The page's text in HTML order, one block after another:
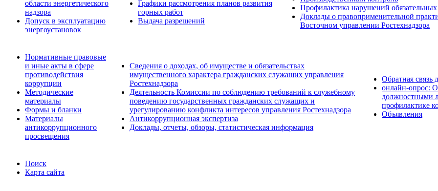
области энергетического
надзора
Допуск в эксплуатацию
энергоустановок
Графики рассмотрения планов развития
горных работ
Выдача разрешений
Профилактика нарушений
Доклады о правоприменительной
Восточном управлении Ростехнадзора
Нормативные правовые
и иные акты в сфере
противодействия
коррупции
Методические
материалы
Формы и бланки
Материалы
антикоррупционного
просвещения
Сведения о доходах, об имуществе и обязательствах
имущественного характера гражданских служащих управления
Ростехнадзора
Деятельность Комиссии по соблюдению требований к служебному
поведению государственных гражданских служащих и
урегулированию конфликта интересов управления Ростехнадзора
Антикоррупционная экспертиза
Доклады, отчеты, обзоры, статистическая информация
Обратная связь
онлайн-опрос:
должностными
профилактике
Объявления
Поиск
Карта сайта